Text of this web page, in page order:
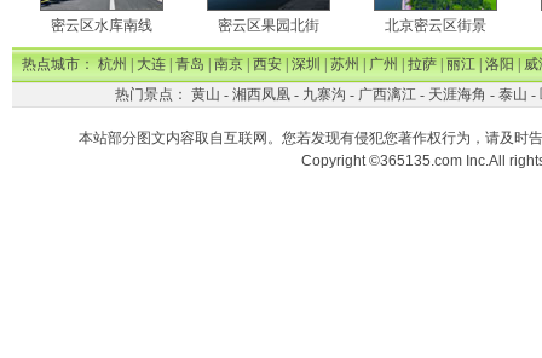
密云区水库南线 密云区果园北街 北京密云区街景
热点城市：杭州|大连|青岛|南京|西安|深圳|苏州|广州|拉萨|丽江|洛阳|威
热门景点： 黄山 - 湘西凤凰- 九寨沟 - 广西漓江- 天涯海角 - 泰山 -
本站部分图文内容取自互联网。您若发现有侵犯您著作权行为，请及时
Copyright ©365135.com Inc.All